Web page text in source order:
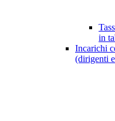
in
Incarichi
(dirigenti